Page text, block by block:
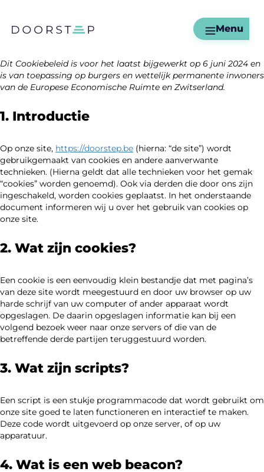
Menu
Dit Cookiebeleid is voor het laatst bijgewerkt op 6 juni 2024 en
is van toepassing op burgers en wettelijk permanente inwoners
van de Europese Economische Ruimte en Zwitserland.
1. Introductie
Op onze site, https://doorstep.be (hierna: “de site”) wordt
gebruikgemaakt van cookies en andere aanverwante
technieken. (Hierna geldt dat alle technieken voor het gemak
“cookies” worden genoemd). Ook via derden die door ons zijn
ingeschakeld, worden cookies geplaatst. In het onderstaande
document informeren wij u over het gebruik van cookies op
onze site.
2. Wat zijn cookies?
Een cookie is een eenvoudig klein bestandje dat met pagina’s
van deze site wordt meegestuurd en door uw browser op uw
harde schrijf van uw computer of ander apparaat wordt
opgeslagen. De daarin opgeslagen informatie kan bij een
volgend bezoek weer naar onze servers of die van de
betreffende derde partijen teruggestuurd worden.
3. Wat zijn scripts?
Een script is een stukje programmacode dat wordt gebruikt om
onze site goed te laten functioneren en interactief te maken.
Deze code wordt uitgevoerd op onze server, of op uw
apparatuur.
4. Wat is een web beacon?